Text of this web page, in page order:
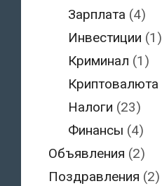
Зарплата (4)
Инвестиции (1)
Криминал (1)
Криптовалюта
Налоги (23)
Финансы (4)
Объявления (2)
Поздравления (2)